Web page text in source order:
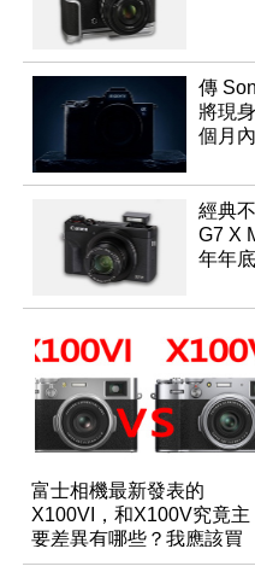
傳
將現
個月
經典
G7 X
年年
富士相機最新發表的
X100VI，和X100V究竟主
要差異有哪些？我應該買
哪一台？